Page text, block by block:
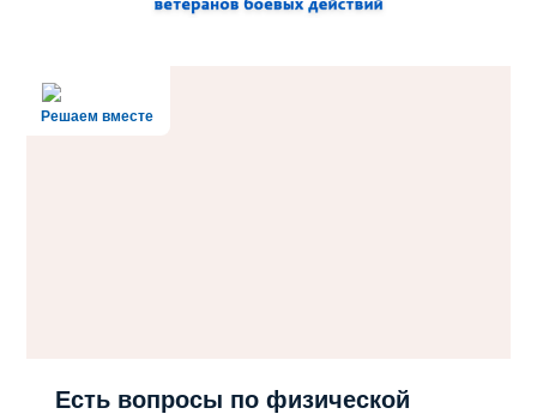
Решаем вместе
Есть вопросы по физической